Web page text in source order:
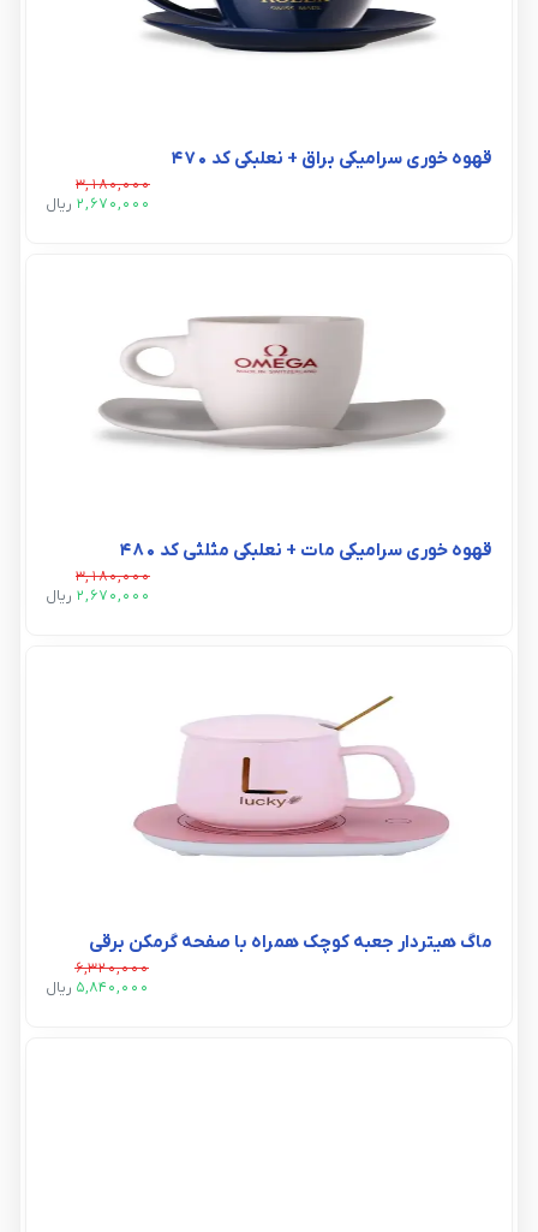
قهوه خوری سرامیکی براق + نعلبکی کد ۴۷۰
3,180,000
2,670,000 ريال
قهوه خوری سرامیکی مات + نعلبکی مثلثی کد ۴۸۰
3,180,000
2,670,000 ريال
ماگ هیتردار جعبه کوچک همراه با صفحه گرمکن برقي
6,320,000
5,840,000 ريال